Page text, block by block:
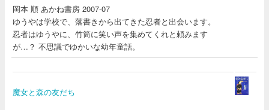
岡本 順 あかね書房 2007-07
ゆうやは学校で、落書きから出てきた忍者と出会います。
忍者はゆうやに、竹筒に笑い声を集めてくれと頼みます
が…？ 不思議でゆかいな幼年童話。
魔女と森の友だち